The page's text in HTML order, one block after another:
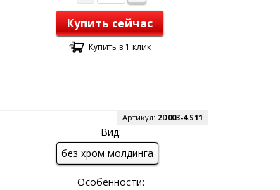
Купить сейчас
Купить в 1 клик
Артикул: 2D003-4.S11
Вид:
без хром молдинга
Особенности: